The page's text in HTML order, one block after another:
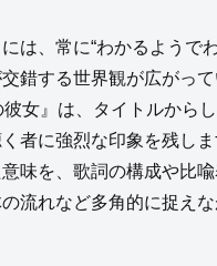
は、常に“わかるようでわ
錯する世界観が広がっ
女』は、タイトルから
者に強烈な印象を残しま
味を、歌詞の構成や比喩
流れなど多角的に捉え